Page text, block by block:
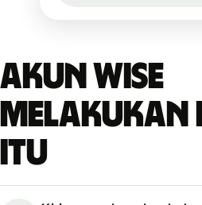
Akun Wise
melakukan
itu